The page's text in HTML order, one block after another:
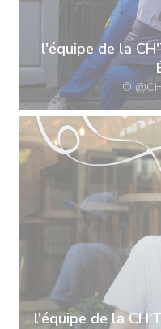
l'équipe de la
©
l'équipe de la